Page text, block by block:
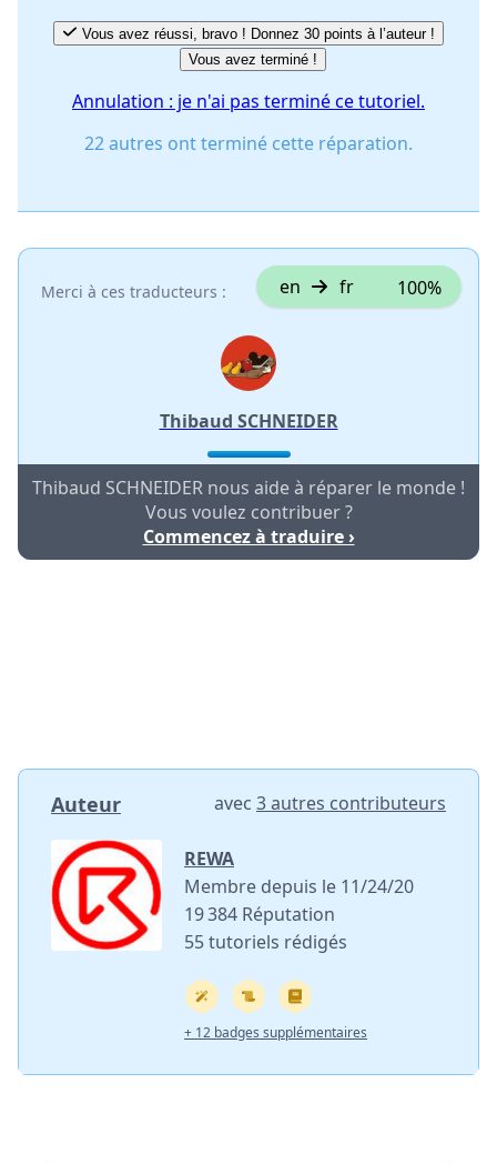
Vous avez réussi, bravo ! Donnez 30 points à l’auteur !
Vous avez terminé !
Annulation : je n'ai pas terminé ce tutoriel.
22 autres ont terminé cette réparation.
Merci à ces traducteurs : en fr 100%
Thibaud SCHNEIDER
Thibaud SCHNEIDER nous aide à réparer le monde !
Vous voulez contribuer ?
Commencez à traduire ›
Auteur avec 3 autres contributeurs
REWA
Membre depuis le 11/24/20
19 384 Réputation
55 tutoriels rédigés
+ 12 badges supplémentaires